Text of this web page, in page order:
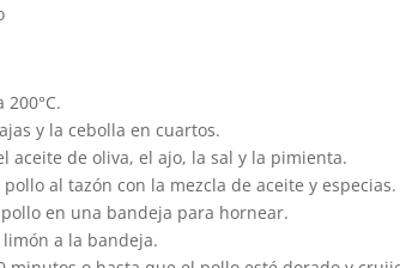
y la cebolla en cuartos.
aceite de oliva, el ajo, la sal y la pimienta.
al tazón con la mezcla de aceite y especias.
en una bandeja para hornear.
a la bandeja.